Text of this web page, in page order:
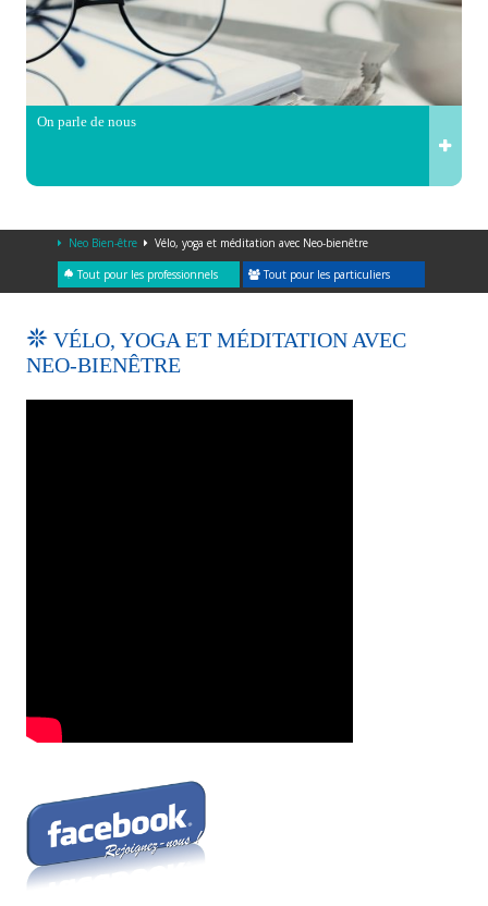
On parle de nous
Neo Bien-être Vélo, yoga et méditation avec Neo-bienêtre
Tout pour les professionnels Tout pour les particuliers
VÉLO, YOGA ET MÉDITATION AVEC
NEO-BIENÊTRE